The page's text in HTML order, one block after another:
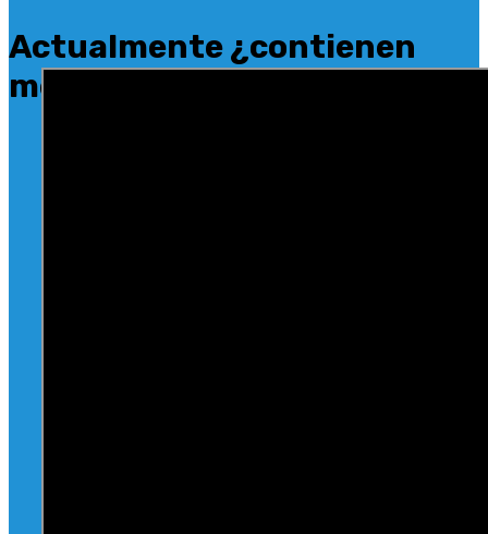
Actualmente ¿contienen
mercurio las vacunas?